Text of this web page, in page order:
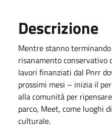
Descrizione
Mentre stanno
risanamento conservativo
lavori finanziati dal Pnrr
prossimi mesi – inizia il
alla comunità per
parco, Meet, come luoghi
culturale.